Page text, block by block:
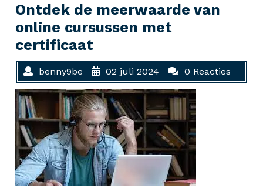
Ontdek de meerwaarde van
online cursussen met
certificaat
benny9be 02 juli 2024 0 Reacties